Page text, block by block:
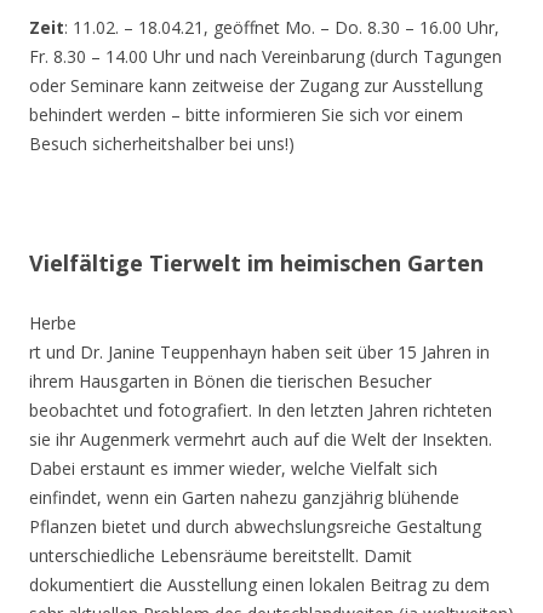
Zeit: 11.02. – 18.04.21, geöffnet Mo. – Do. 8.30 – 16.00 Uhr,
Fr. 8.30 – 14.00 Uhr und nach Vereinbarung (durch Tagungen
oder Seminare kann zeitweise der Zugang zur Ausstellung
behindert werden – bitte informieren Sie sich vor einem
Besuch sicherheitshalber bei uns!)
Vielfältige Tierwelt im heimischen Garten
Herbe
rt und Dr. Janine Teuppenhayn haben seit über 15 Jahren in
ihrem Hausgarten in Bönen die tierischen Besucher
beobachtet und fotografiert. In den letzten Jahren richteten
sie ihr Augenmerk vermehrt auch auf die Welt der Insekten.
Dabei erstaunt es immer wieder, welche Vielfalt sich
einfindet, wenn ein Garten nahezu ganzjährig blühende
Pflanzen bietet und durch abwechslungsreiche Gestaltung
unterschiedliche Lebensräume bereitstellt. Damit
dokumentiert die Ausstellung einen lokalen Beitrag zu dem